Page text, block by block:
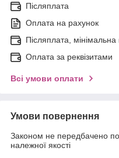
Післяплата
Оплата на рахунок
Післяплата,
Оплата за реквізитами
Всі умови оплати
Умови повернення
Законом не передбачено
належної якості